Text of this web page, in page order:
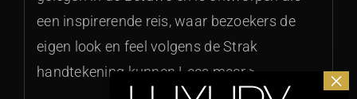
een inspirerende reis, waar bezoekers de
eigen look en feel volgens de Strak
handtekening kunnen Lees meer >